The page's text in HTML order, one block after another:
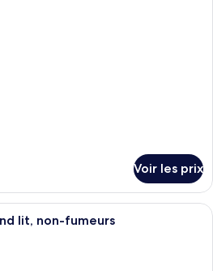
Voir les prix
Une chambre d’hôtel moderne
lit, non-fumeurs